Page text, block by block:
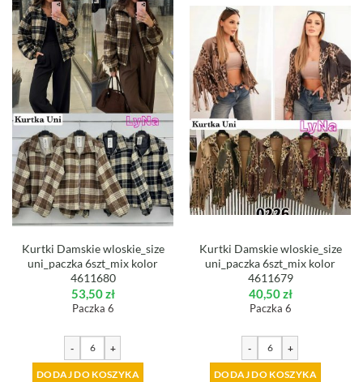
Kurtki Damskie wloskie_size
uni_paczka 6szt_mix kolor
4611680
53,50zł
Paczka 6
- +
DODAJ DO KOSZYKA
Kurtki Damskie wloskie_size
uni_paczka 6szt_mix kolor
4611679
40,50zł
Paczka 6
- +
DODAJ DO KOSZYKA